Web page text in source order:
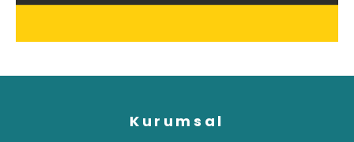
Kurumsal